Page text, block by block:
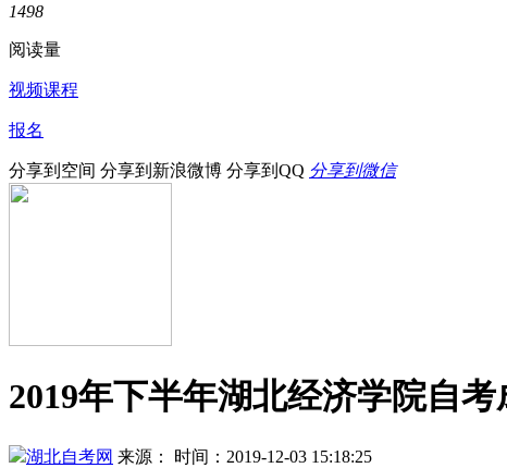
1498
阅读量
视频课程
报名
分享到空间 分享到新浪微博 分享到QQ 分享到微信
2019年下半年湖北经济学院自
湖北自考网 来源：
时间：2019-12-03 15:18:25